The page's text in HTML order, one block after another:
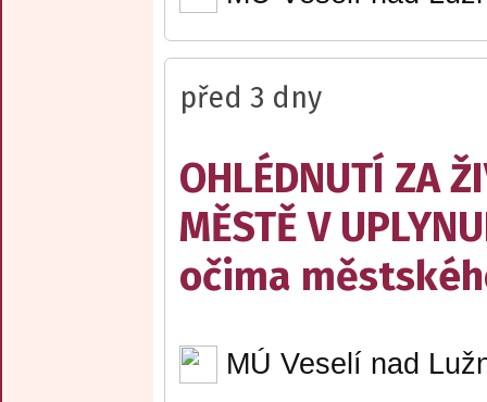
před 3 dny
OHLÉDNUTÍ ZA
MĚSTĚ V
očima
MÚ Veselí nad